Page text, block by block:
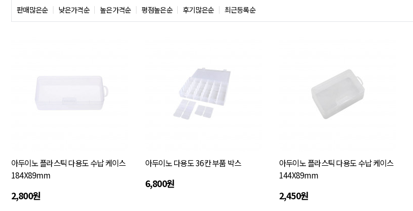
판매많은순 낮은가격순 높은가격순 평점높은순 후기많은순 최근등록순
아두이노 플라스틱 다용도 수납 케이스
184X89mm
2,800원
아두이노 다용도 36칸 부품 박스
6,800원
아두이노 플라스틱 다용도 수납 케이스
144X89mm
2,450원